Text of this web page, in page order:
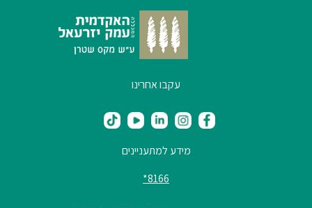
עקבו אחרינו
מידע למתעניינים
8166*